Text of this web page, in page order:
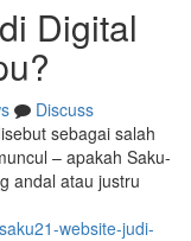
Digital
Discuss
sebagai salah
– apakah Saku-
andal atau justru
website-judi-